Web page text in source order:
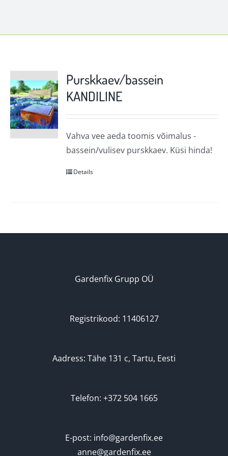
Purskkaev/bassein
KANDILINE
Vahva vee aeda toomis võimalus -
bassein/vulisev purskkaev. Küsi hinda!
Details
Gardenfix Grupp OÜ
Registrikood: 11406127
Aadress: Tähe 131 c, Tartu, Eesti
Telefon: +372 504 1665
E-post: info@gardenfix.ee
anne@gardenfix.ee